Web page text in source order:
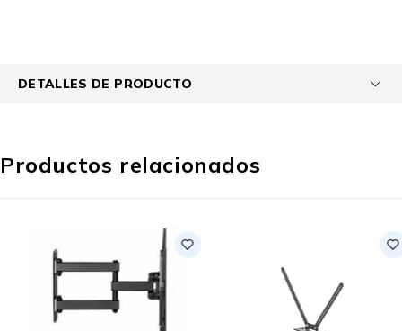
DETALLES DE PRODUCTO
Productos relacionados